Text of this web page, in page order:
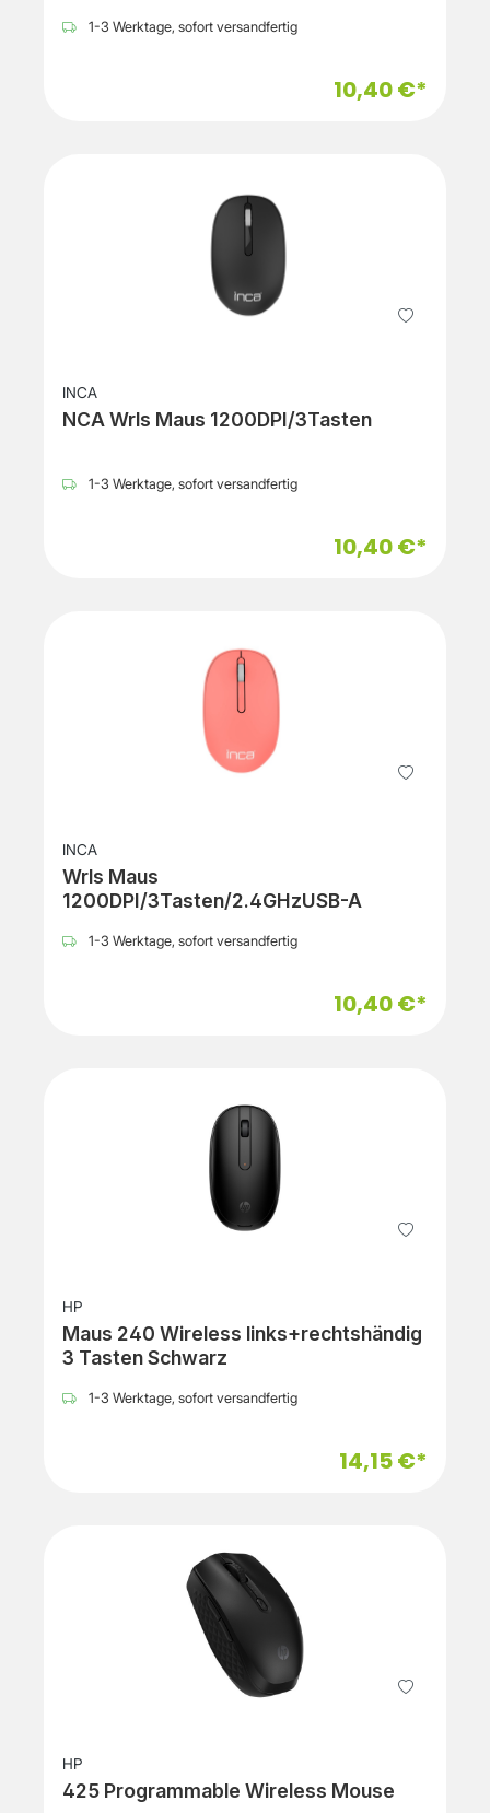
1-3 Werktage, sofort versandfertig
10,40 €*
INCA
NCA Wrls Maus 1200DPI/3Tasten
1-3 Werktage, sofort versandfertig
10,40 €*
INCA
Wrls Maus
1200DPI/3Tasten/2.4GHzUSB-A
1-3 Werktage, sofort versandfertig
10,40 €*
HP
Maus 240 Wireless links+rechtshändig
3 Tasten Schwarz
1-3 Werktage, sofort versandfertig
14,15 €*
HP
425 Programmable Wireless Mouse